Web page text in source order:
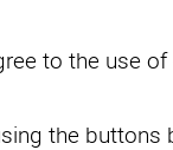
to the use
the buttons